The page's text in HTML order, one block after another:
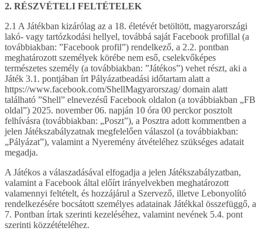
2. RÉSZVÉTELI FELTÉTELEK
2.1 A Játékban kizárólag az a 18. életévét betöltött, magyarországi
lakó- vagy tartózkodási hellyel, továbbá saját Facebook profillal (a
továbbiakban: ”Facebook profil”) rendelkező, a 2.2. pontban
meghatározott személyek körébe nem eső, cselekvőképes
természetes személy (a továbbiakban: ”Játékos”) vehet részt, aki a
Játék 3.1. pontjában írt Pályázatbeadási időtartam alatt a
https://www.facebook.com/ShellMagyarorszag/ domain alatt
található ”Shell” elnevezésű Facebook oldalon (a továbbiakban „FB
oldal”) 2025. november 06. napján 10 óra 00 perckor posztolt
felhívásra (továbbiakban: „Poszt”), a Posztra adott kommentben a
jelen Játékszabályzatnak megfelelően válaszol (a továbbiakban:
„Pályázat”), valamint a Nyeremény átvételéhez szükséges adatait
megadja.
A Játékos a válaszadásával elfogadja a jelen Játékszabályzatban,
valamint a Facebook által előírt irányelvekben meghatározott
valamennyi feltételt, és hozzájárul a Szervező, illetve Lebonyolító
rendelkezésére bocsátott személyes adatainak Játékkal összefüggő, a
7. Pontban írtak szerinti kezeléséhez, valamint nevének 5.4. pont
szerinti közzétételéhez.